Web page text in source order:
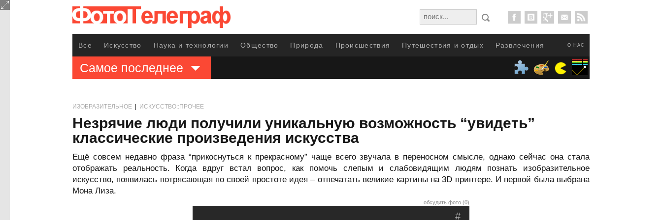
О НАС
Все Искусство Наука и технологии Общество Природа Происшествия Путешествия и отдых Развлечения
Самое последнее
ИЗОБРАЗИТЕЛЬНОЕ ИСКУССТВО::ПРОЧЕЕ
Незрячие люди получили уникальную возможность “увидеть”
классические произведения искусства
Ещё совсем недавно фраза “прикоснуться к прекрасному” чаще всего звучала в переносном смысле, однако сейчас она стала
отображать реальность. Когда вдруг встал вопрос, как помочь слепым и слабовидящим людям познать изобразительное
искусство, появилась потрясающая по своей простоте идея – отпечатать великие картины на 3D принтере. И первой была выбрана
Мона Лиза.
обсудить фото (0)
#